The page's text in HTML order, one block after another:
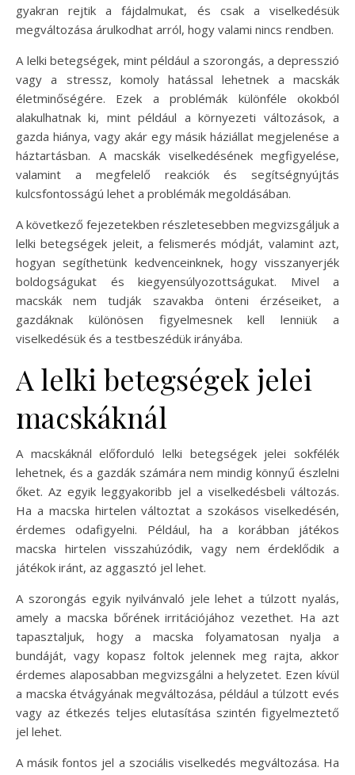
gyakran rejtik a fájdalmukat, és csak a viselkedésük
megváltozása árulkodhat arról, hogy valami nincs rendben.
A lelki betegségek, mint például a szorongás, a depresszió
vagy a stressz, komoly hatással lehetnek a macskák
életminőségére. Ezek a problémák különféle okokból
alakulhatnak ki, mint például a környezeti változások, a
gazda hiánya, vagy akár egy másik háziállat megjelenése a
háztartásban. A macskák viselkedésének megfigyelése,
valamint a megfelelő reakciók és segítségnyújtás
kulcsfontosságú lehet a problémák megoldásában.
A következő fejezetekben részletesebben megvizsgáljuk a
lelki betegségek jeleit, a felismerés módját, valamint azt,
hogyan segíthetünk kedvenceinknek, hogy visszanyerjék
boldogságukat és kiegyensúlyozottságukat. Mivel a
macskák nem tudják szavakba önteni érzéseiket, a
gazdáknak különösen figyelmesnek kell lenniük a
viselkedésük és a testbeszédük irányába.
A lelki betegségek jelei
macskáknál
A macskáknál előforduló lelki betegségek jelei sokfélék
lehetnek, és a gazdák számára nem mindig könnyű észlelni
őket. Az egyik leggyakoribb jel a viselkedésbeli változás.
Ha a macska hirtelen változtat a szokásos viselkedésén,
érdemes odafigyelni. Például, ha a korábban játékos
macska hirtelen visszahúzódik, vagy nem érdeklődik a
játékok iránt, az aggasztó jel lehet.
A szorongás egyik nyilvánvaló jele lehet a túlzott nyalás,
amely a macska bőrének irritációjához vezethet. Ha azt
tapasztaljuk, hogy a macska folyamatosan nyalja a
bundáját, vagy kopasz foltok jelennek meg rajta, akkor
érdemes alaposabban megvizsgálni a helyzetet. Ezen kívül
a macska étvágyának megváltozása, például a túlzott evés
vagy az étkezés teljes elutasítása szintén figyelmeztető
jel lehet.
A másik fontos jel a szociális viselkedés megváltozása. Ha